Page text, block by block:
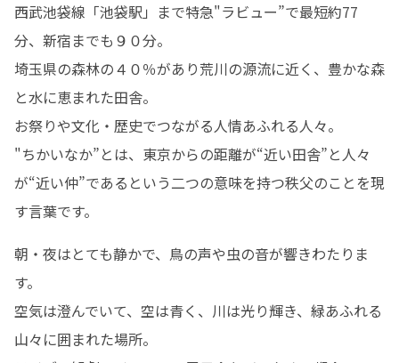
西武池袋線「池袋駅」まで特急"ラビュー”で最短約77
分、新宿までも９０分。
埼玉県の森林の４０％があり荒川の源流に近く、豊かな森
と水に恵まれた田舎。
お祭りや文化・歴史でつながる人情あふれる人々。
"ちかいなか”とは、東京からの距離が“近い田舎”と人々
が“近い仲”であるという二つの意味を持つ秩父のことを現
す言葉です。
朝・夜はとても静かで、鳥の声や虫の音が響きわたりま
す。
空気は澄んでいて、空は青く、川は光り輝き、緑あふれる
山々に囲まれた場所。